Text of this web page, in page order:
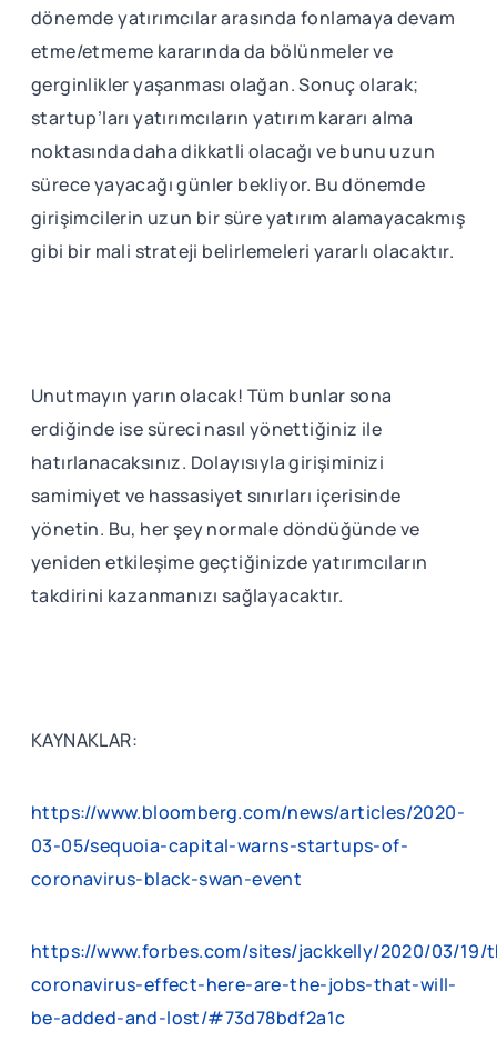
dönemde yatırımcılar arasında fonlamaya devam
etme/etmeme kararında da bölünmeler ve
gerginlikler yaşanması olağan. Sonuç olarak;
startup’ları yatırımcıların yatırım kararı alma
noktasında daha dikkatli olacağı ve bunu uzun
sürece yayacağı günler bekliyor. Bu dönemde
girişimcilerin uzun bir süre yatırım alamayacakmış
gibi bir mali strateji belirlemeleri yararlı olacaktır.
Unutmayın yarın olacak! Tüm bunlar sona
erdiğinde ise süreci nasıl yönettiğiniz ile
hatırlanacaksınız. Dolayısıyla girişiminizi
samimiyet ve hassasiyet sınırları içerisinde
yönetin. Bu, her şey normale döndüğünde ve
yeniden etkileşime geçtiğinizde yatırımcıların
takdirini kazanmanızı sağlayacaktır.
KAYNAKLAR:
https://www.bloomberg.com/news/articles/2020-
03-05/sequoia-capital-warns-startups-of-
coronavirus-black-swan-event
https://www.forbes.com/sites/jackkelly/2020/03/19/
coronavirus-effect-here-are-the-jobs-that-will-
be-added-and-lost/#73d78bdf2a1c